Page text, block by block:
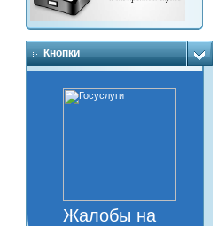
Кнопки
Жалобы на